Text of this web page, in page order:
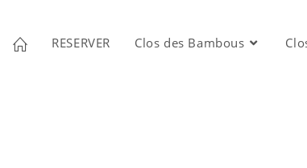
RESERVER Clos des Bambous